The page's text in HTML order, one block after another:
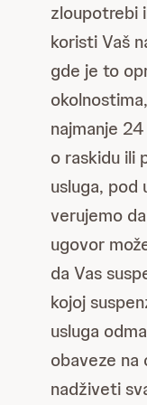
zloupotrebi
koristi Vaš
gde je to
najmanje
o raskidu ili
usluga, pod
verujemo
ugovor
da Vas
kojoj
usluga
obaveze na
nadživeti